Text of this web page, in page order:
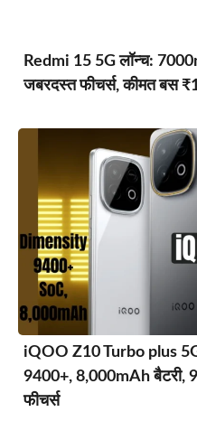
Redmi 15 5G लॉन्च:
जबरदस्त फीचर्स, कीमत बस
iQOO Z10 Turbo plus
9400+, 8,000mAh बैटरी,
फीचर्स